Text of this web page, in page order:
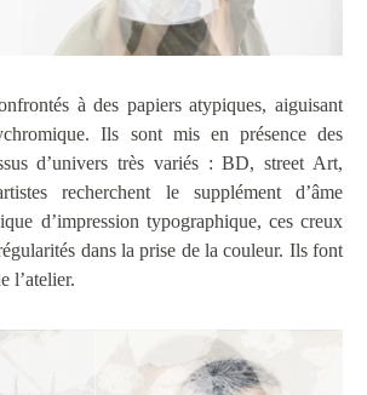
à des papiers atypiques, aiguisant
Ils sont mis en présence des
d’univers très variés : BD, street Art,
recherchent le supplément d’âme
d’impression typographique, ces creux
dans la prise de la couleur. Ils font
l’atelier.